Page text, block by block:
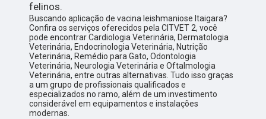
felinos.
Buscando aplicação de vacina leishmaniose Itaigara?
Confira os serviços oferecidos pela CITVET 2, você
pode encontrar Cardiologia Veterinária, Dermatologia
Veterinária, Endocrinologia Veterinária, Nutrição
Veterinária, Remédio para Gato, Odontologia
Veterinária, Neurologia Veterinária e Oftalmologia
Veterinária, entre outras alternativas. Tudo isso graças
a um grupo de profissionais qualificados e
especializados no ramo, além de um investimento
considerável em equipamentos e instalações
modernas.